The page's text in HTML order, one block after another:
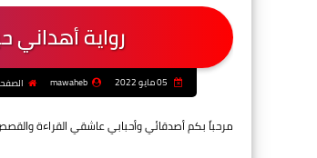
رواية أهداني
mawaheb
مرحباً بكم أصدقائي وأحبابي عاشقي القراءة